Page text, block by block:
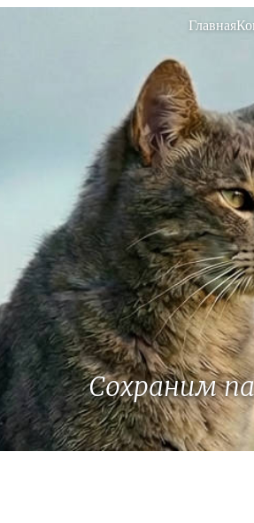
Главная
Сохраним